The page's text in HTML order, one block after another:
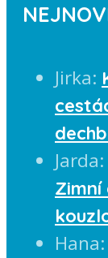
Jirka:
Jarda:
Zimní
Hana: